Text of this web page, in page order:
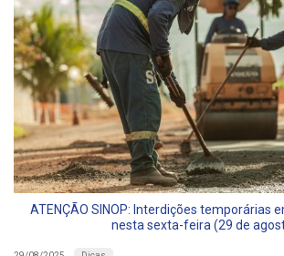
ATENÇÃO SINOP: Interdições temporárias
nesta sexta-feira (29 de